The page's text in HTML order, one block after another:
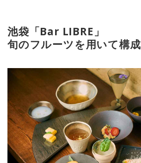
池袋「Bar LIBRE」
旬のフルーツを用いて構成